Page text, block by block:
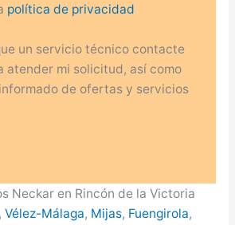
política de privacidad
un servicio técnico contacte
atender mi solicitud, así como
de ofertas y servicios
Neckar en Rincón de la Victoria
, Vélez-Málaga, Mijas, Fuengirola,